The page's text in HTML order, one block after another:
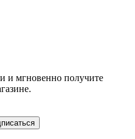
и мгновенно получите